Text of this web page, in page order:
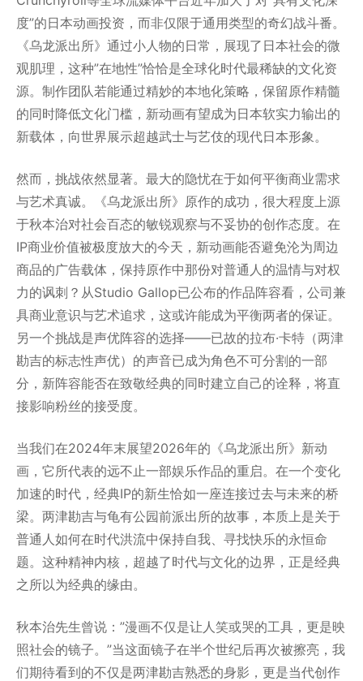
度”的日本动画投资，而非仅限于通用类型的奇幻战斗番。
《乌龙派出所》通过小人物的日常，展现了日本社会的微
观肌理，这种”在地性”恰恰是全球化时代最稀缺的文化资
源。制作团队若能通过精妙的本地化策略，保留原作精髓
的同时降低文化门槛，新动画有望成为日本软实力输出的
新载体，向世界展示超越武士与艺伎的现代日本形象。
然而，挑战依然显著。最大的隐忧在于如何平衡商业需求
与艺术真诚。《乌龙派出所》原作的成功，很大程度上源
于秋本治对社会百态的敏锐观察与不妥协的创作态度。在
IP商业价值被极度放大的今天，新动画能否避免沦为周边
商品的广告载体，保持原作中那份对普通人的温情与对权
力的讽刺？从Studio Gallop已公布的作品阵容看，公司兼
具商业意识与艺术追求，这或许能成为平衡两者的保证。
另一个挑战是声优阵容的选择——已故的拉布·卡特（两津
勘吉的标志性声优）的声音已成为角色不可分割的一部
分，新阵容能否在致敬经典的同时建立自己的诠释，将直
接影响粉丝的接受度。
当我们在2024年末展望2026年的《乌龙派出所》新动
画，它所代表的远不止一部娱乐作品的重启。在一个变化
加速的时代，经典IP的新生恰如一座连接过去与未来的桥
梁。两津勘吉与龟有公园前派出所的故事，本质上是关于
普通人如何在时代洪流中保持自我、寻找快乐的永恒命
题。这种精神内核，超越了时代与文化的边界，正是经典
之所以为经典的缘由。
秋本治先生曾说：”漫画不仅是让人笑或哭的工具，更是映
照社会的镜子。”当这面镜子在半个世纪后再次被擦亮，我
们期待看到的不仅是两津勘吉熟悉的身影，更是当代创作